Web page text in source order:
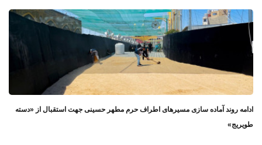
ادامه روند آماده سازی مسیرهای اطراف حرم مطهر حسینی جهت استقبال از «دسته
طویریج»